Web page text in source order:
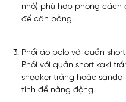
nhỏ) phù hợp phong cách
để cân bằng.
Phối áo polo với quần
Phối với quần short kaki
sneaker trắng hoặc
tính để năng động.